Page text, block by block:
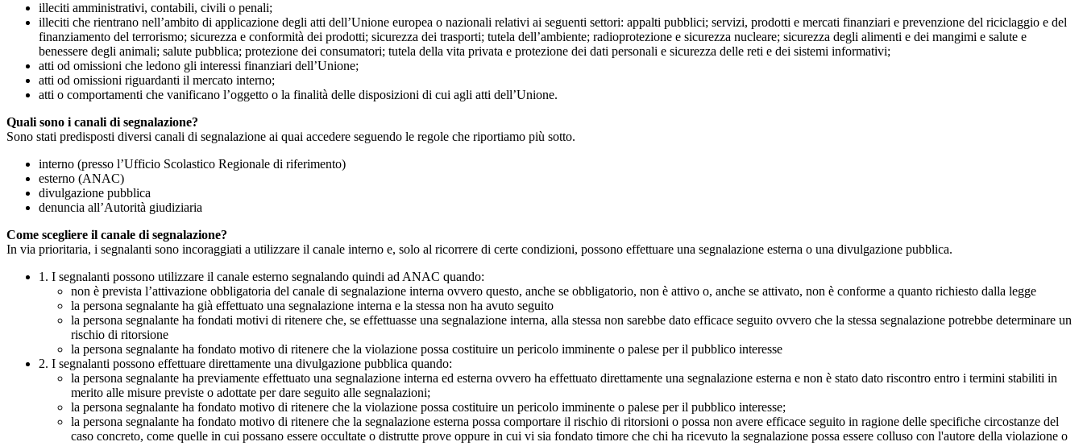
illeciti amministrativi, contabili, civili o penali;
illeciti che rientrano nell’ambito di applicazione degli atti dell’Unione europea o nazionali relativi ai seguenti settori: appalti pubblici; servizi, prodotti e mercati finanziari e prevenzione del riciclaggio e del
finanziamento del terrorismo; sicurezza e conformità dei prodotti; sicurezza dei trasporti; tutela dell’ambiente; radioprotezione e sicurezza nucleare; sicurezza degli alimenti e dei mangimi e salute e
benessere degli animali; salute pubblica; protezione dei consumatori; tutela della vita privata e protezione dei dati personali e sicurezza delle reti e dei sistemi informativi;
atti od omissioni che ledono gli interessi finanziari dell’Unione;
atti od omissioni riguardanti il mercato interno;
atti o comportamenti che vanificano l’oggetto o la finalità delle disposizioni di cui agli atti dell’Unione.
Quali sono i canali di segnalazione?
Sono stati predisposti diversi canali di segnalazione ai quai accedere seguendo le regole che riportiamo più sotto.
interno (presso l’Ufficio Scolastico Regionale di riferimento)
esterno (ANAC)
divulgazione pubblica
denuncia all’Autorità giudiziaria
Come scegliere il canale di segnalazione?
In via prioritaria, i segnalanti sono incoraggiati a utilizzare il canale interno e, solo al ricorrere di certe condizioni, possono effettuare una segnalazione esterna o una divulgazione pubblica.
1. I segnalanti possono utilizzare il canale esterno segnalando quindi ad ANAC quando:
non è prevista l’attivazione obbligatoria del canale di segnalazione interna ovvero questo, anche se obbligatorio, non è attivo o, anche se attivato, non è conforme a quanto richiesto dalla legge
la persona segnalante ha già effettuato una segnalazione interna e la stessa non ha avuto seguito
la persona segnalante ha fondati motivi di ritenere che, se effettuasse una segnalazione interna, alla stessa non sarebbe dato efficace seguito ovvero che la stessa segnalazione potrebbe determinare un
rischio di ritorsione
la persona segnalante ha fondato motivo di ritenere che la violazione possa costituire un pericolo imminente o palese per il pubblico interesse
2. I segnalanti possono effettuare direttamente una divulgazione pubblica quando:
la persona segnalante ha previamente effettuato una segnalazione interna ed esterna ovvero ha effettuato direttamente una segnalazione esterna e non è stato dato riscontro entro i termini stabiliti in
merito alle misure previste o adottate per dare seguito alle segnalazioni;
la persona segnalante ha fondato motivo di ritenere che la violazione possa costituire un pericolo imminente o palese per il pubblico interesse;
la persona segnalante ha fondato motivo di ritenere che la segnalazione esterna possa comportare il rischio di ritorsioni o possa non avere efficace seguito in ragione delle specifiche circostanze del
caso concreto, come quelle in cui possano essere occultate o distrutte prove oppure in cui vi sia fondato timore che chi ha ricevuto la segnalazione possa essere colluso con l'autore della violazione o